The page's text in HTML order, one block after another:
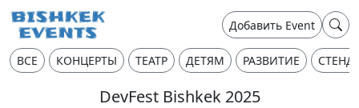
Добавить Event
ВСЕ КОНЦЕРТЫ ТЕАТР ДЕТЯМ РАЗВИТИЕ
DevFest Bishkek 2025